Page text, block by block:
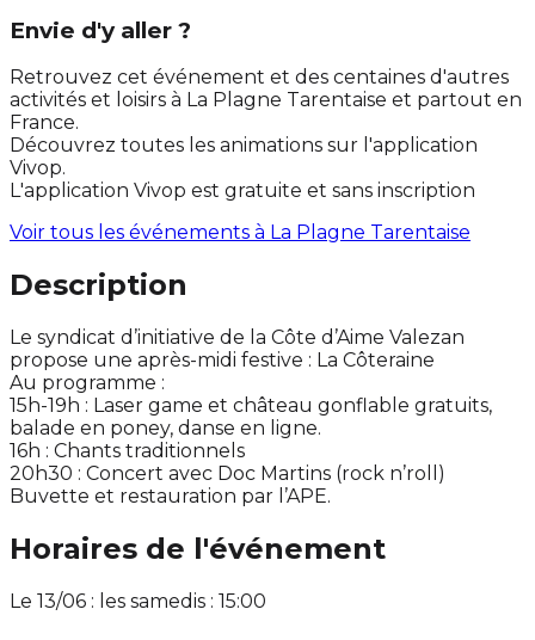
Envie d'y aller ?
Retrouvez cet événement et des centaines d'autres
activités et loisirs à La Plagne Tarentaise et partout en
France.
Découvrez toutes les animations sur l'application
Vivop.
L'application Vivop est gratuite et sans inscription
Voir tous les événements à La Plagne Tarentaise
Description
Le syndicat d’initiative de la Côte d’Aime Valezan
propose une après-midi festive : La Côteraine
Au programme :
15h-19h : Laser game et château gonflable gratuits,
balade en poney, danse en ligne.
16h : Chants traditionnels
20h30 : Concert avec Doc Martins (rock n’roll)
Buvette et restauration par l’APE.
Horaires de l'événement
Le 13/06 : les samedis : 15:00